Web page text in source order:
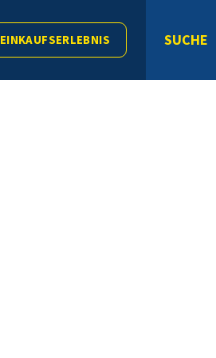
EINKAUFSERLEBNIS SUCHE